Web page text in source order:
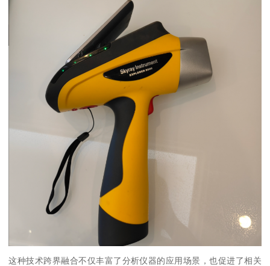
这种技术跨界融合不仅丰富了分析仪器的应用场景，也促进了相关